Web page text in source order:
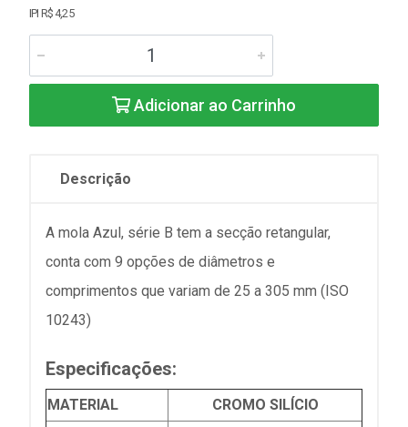
IPI R$ 4,25
Adicionar ao Carrinho
Descrição
A mola Azul, série B tem a secção retangular,
conta com 9 opções de diâmetros e
comprimentos que variam de 25 a 305 mm (ISO
10243)
Especificações:
MATERIAL CROMO SILÍCIO